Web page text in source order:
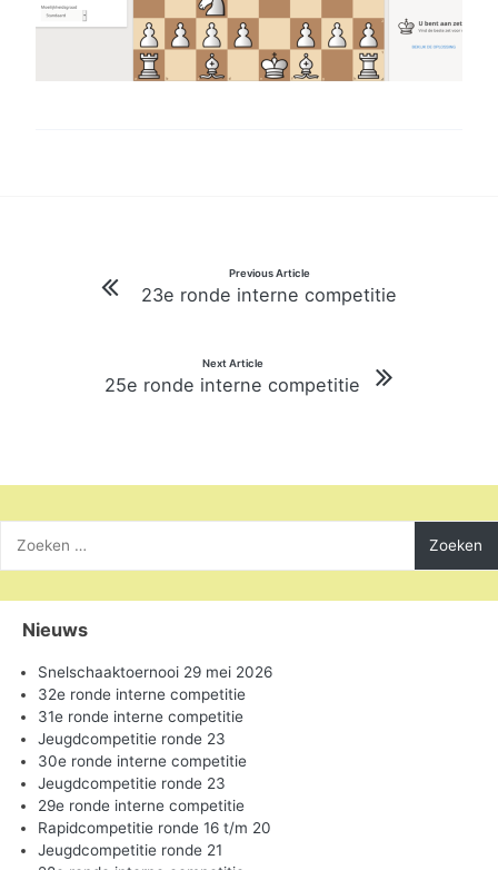
navigatie
Previous Article
23e ronde interne competitie
Next Article
25e ronde interne competitie
naar:
Nieuws
Snelschaaktoernooi 29 mei 2026
32e ronde interne competitie
31e ronde interne competitie
Jeugdcompetitie ronde 23
30e ronde interne competitie
Jeugdcompetitie ronde 23
29e ronde interne competitie
Rapidcompetitie ronde 16 t/m 20
Jeugdcompetitie ronde 21